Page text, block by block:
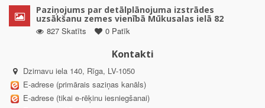
Paziņojums par detālplānojuma izstrādes
uzsākšanu zemes vienībā Mūkusalas ielā 82
827 Skatīts
0 Patīk
Kontakti
Dzirnavu iela 140, Rīga, LV-1050
E-adrese (primārais saziņas kanāls)
E-adrese (tikai e-rēķinu iesniegšanai)